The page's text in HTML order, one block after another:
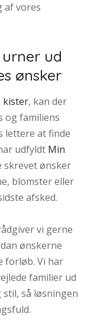
af vores
ud
ønsker
kister, kan der
og familiens
lettere at finde
udfyldt Min
skrevet ønsker
blomster eller
afsked.
vi gerne
ønskerne
forløb. Vi har
familier ud
så løsningen